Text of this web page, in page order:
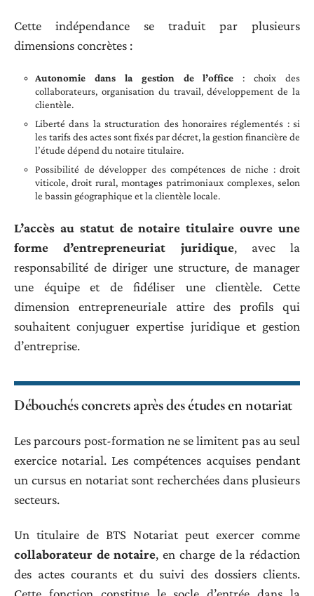
Cette indépendance se traduit par plusieurs
dimensions concrètes :
Autonomie dans la gestion de l’office : choix des
collaborateurs, organisation du travail, développement de la
clientèle.
Liberté dans la structuration des honoraires réglementés : si
les tarifs des actes sont fixés par décret, la gestion financière de
l’étude dépend du notaire titulaire.
Possibilité de développer des compétences de niche : droit
viticole, droit rural, montages patrimoniaux complexes, selon
le bassin géographique et la clientèle locale.
L’accès au statut de notaire titulaire ouvre une
forme d’entrepreneuriat juridique, avec la
responsabilité de diriger une structure, de manager
une équipe et de fidéliser une clientèle. Cette
dimension entrepreneuriale attire des profils qui
souhaitent conjuguer expertise juridique et gestion
d’entreprise.
Débouchés concrets après des études en notariat
Les parcours post-formation ne se limitent pas au seul
exercice notarial. Les compétences acquises pendant
un cursus en notariat sont recherchées dans plusieurs
secteurs.
Un titulaire de BTS Notariat peut exercer comme
collaborateur de notaire, en charge de la rédaction
des actes courants et du suivi des dossiers clients.